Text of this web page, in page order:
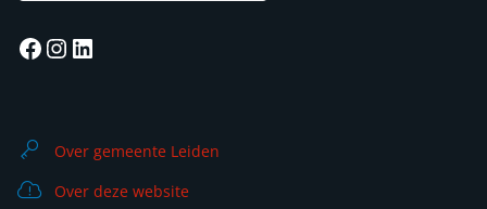
Facebook
Instagram
LinkedIn
Over gemeente Leiden
Over deze website